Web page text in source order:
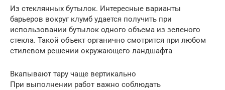
Из стеклянных бутылок. Интересные варианты
барьеров вокруг клумб удается получить при
использовании бутылок одного объема из зеленого
стекла. Такой объект органично смотрится при любом
стилевом решении окружающего ландшафта
Вкапывают тару чаще вертикально
При выполнении работ важно соблюдать